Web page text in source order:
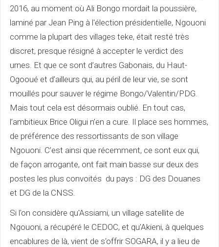
2016, au moment où Ali Bongo mordait la poussière,
laminé par Jean Ping à l'élection présidentielle, Ngouoni
comme la plupart des villages teke, était resté très
discret, presque résigné à accepter le verdict des
urnes. Et que ce sont d’autres Gabonais, du Haut-
Ogooué et d’ailleurs qui, au péril de leur vie, se sont
mouillés pour sauver le régime Bongo/Valentin/PDG.
Mais tout cela est désormais oublié. En tout cas,
l’ambitieux Brice Oligui n’en a cure. Il place ses hommes,
de préférence des ressortissants de son village
Ngouoni. C’est ainsi que récemment, ce sont eux qui,
de façon arrogante, ont fait main basse sur deux des
postes les plus convoités du pays : DG des Douanes
et DG de la CNSS.
Si l'on considère qu'Assiami, un village satellite de
Ngouoni, a récupéré le CEDOC, et qu'Akieni, à quelques
encablures de là, vient de s'offrir SOGARA, il y a lieu de